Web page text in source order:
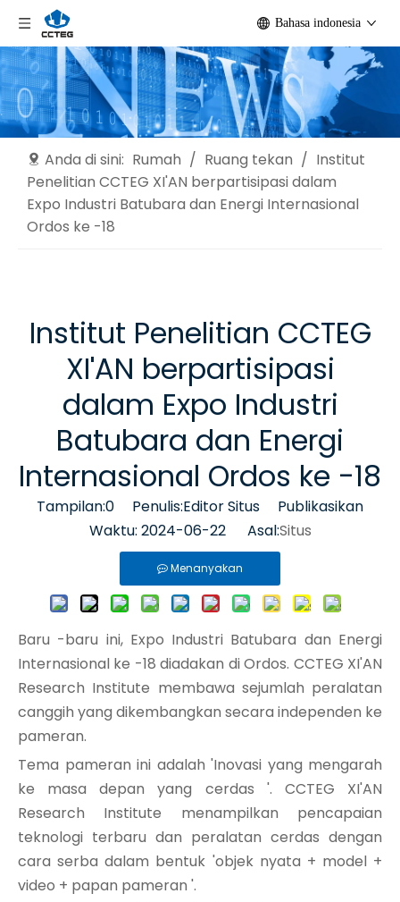
Bahasa indonesia
Anda di sini: Rumah / Ruang tekan / Institut
Penelitian CCTEG XI'AN berpartisipasi dalam
Expo Industri Batubara dan Energi Internasional
Ordos ke -18
Institut Penelitian CCTEG
XI'AN berpartisipasi
dalam Expo Industri
Batubara dan Energi
Internasional Ordos ke -18
Tampilan:0 Penulis:Editor Situs Publikasikan
Waktu: 2024-06-22 Asal:Situs
Menanyakan
Baru -baru ini, Expo Industri Batubara dan Energi
Internasional ke -18 diadakan di Ordos. CCTEG XI'AN
Research Institute membawa sejumlah peralatan
canggih yang dikembangkan secara independen ke
pameran.
Tema pameran ini adalah 'Inovasi yang mengarah
ke masa depan yang cerdas '. CCTEG XI'AN
Research Institute menampilkan pencapaian
teknologi terbaru dan peralatan cerdas dengan
cara serba dalam bentuk 'objek nyata + model +
video + papan pameran '.